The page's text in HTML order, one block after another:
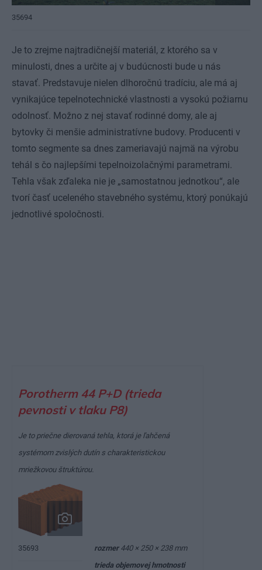
35694
Je to zrejme najtradičnejší materiál, z ktorého sa v
minulosti, dnes a určite aj v budúcnosti bude u nás
stavať. Predstavuje nielen dlhoročnú tradíciu, ale má aj
vynikajúce tepelnotechnické vlastnosti a vysokú požiarnu
odolnosť. Možno z nej stavať rodinné domy, ale aj
bytovky či menšie administratívne budovy. Producenti v
tomto segmente sa dnes zameriavajú najmä na výrobu
tehál s čo najlepšími tepelnoizolačnými parametrami.
Tehla však zďaleka nie je „samostatnou jednotkou“, ale
tvorí časť uceleného stavebného systému, ktorý ponúkajú
jednotlivé spoločnosti.
Porotherm 44 P+D (trieda
pevnosti v tlaku P8)
Je to priečne dierovaná tehla, ktorá je ľahčená
systémom zvislých dutín s charakteristickou
mriežkovou štruktúrou.
35693 rozmer440 × 250 × 238 mm
trieda objemovej hmotnosti